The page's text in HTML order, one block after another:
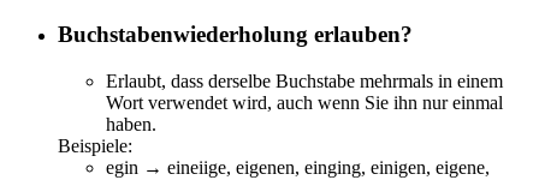
Buchstabenwiederholung erlauben?
Erlaubt, dass derselbe Buchstabe mehrmals in einem
Wort verwendet wird, auch wenn Sie ihn nur einmal
haben.
Beispiele:
egin → eineiige, eigenen, einging, einigen, eigene,